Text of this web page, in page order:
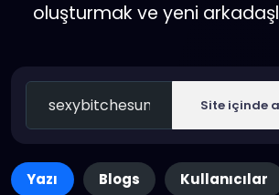
oluşturmak ve yeni
Site içinde
Yazı Blogs Kullanıcılar